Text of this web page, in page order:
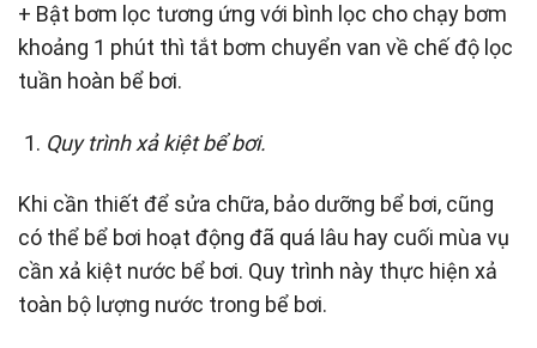
+ Bật bơm lọc tương ứng với bình lọc cho chạy bơm
khoảng 1 phút thì tắt bơm chuyển van về chế độ lọc
tuần hoàn bể bơi.
Quy trình xả kiệt bể bơi.
Khi cần thiết để sửa chữa, bảo dưỡng bể bơi, cũng
có thể bể bơi hoạt động đã quá lâu hay cuối mùa vụ
cần xả kiệt nước bể bơi. Quy trình này thực hiện xả
toàn bộ lượng nước trong bể bơi.